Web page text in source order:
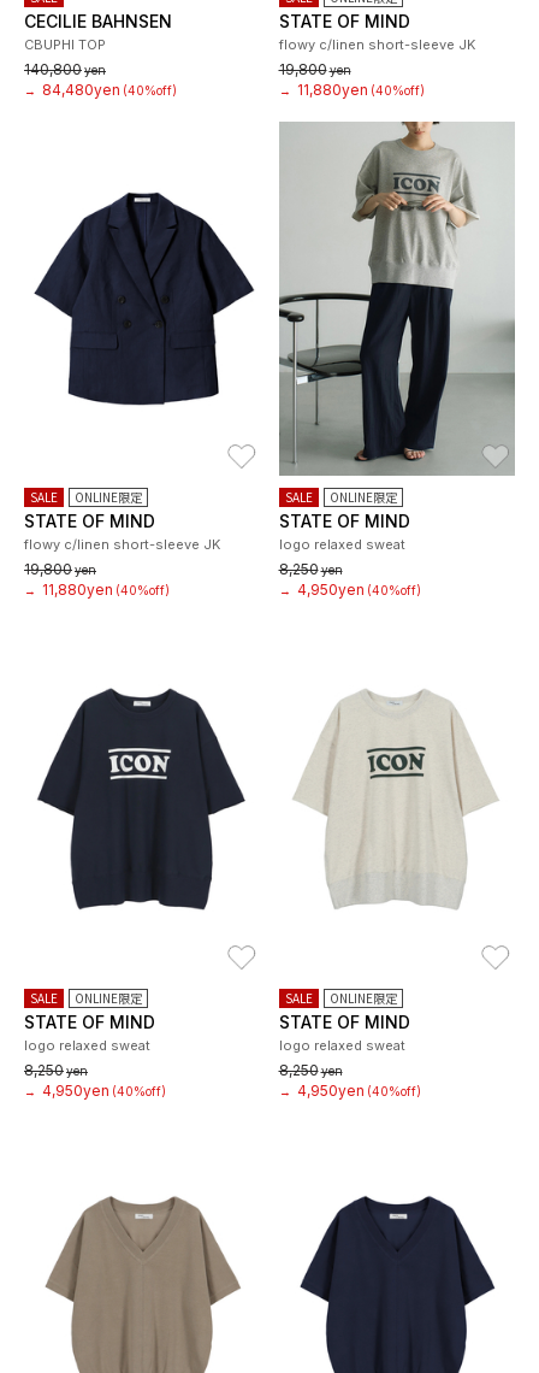
CECILIE BAHNSEN
CBUPHI TOP
140,800yen
→
84,480yen (40%off)
STATE OF MIND
flowy c/linen short-sleeve JK
19,800yen
→
11,880yen (40%off)
SALE ONLINE限定
STATE OF MIND
flowy c/linen short-sleeve JK
19,800yen
→
11,880yen (40%off)
SALE ONLINE限定
STATE OF MIND
logo relaxed sweat
8,250yen
→ 4,950yen (40%off)
SALE ONLINE限定
STATE OF MIND
logo relaxed sweat
8,250yen
→ 4,950yen (40%off)
SALE ONLINE限定
STATE OF MIND
logo relaxed sweat
8,250yen
→ 4,950yen (40%off)